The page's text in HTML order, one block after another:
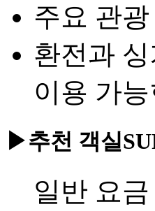
주요 관
환전과
이용 가
▶추천 객실
일반 요금